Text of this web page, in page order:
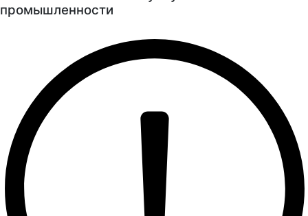
промышленности